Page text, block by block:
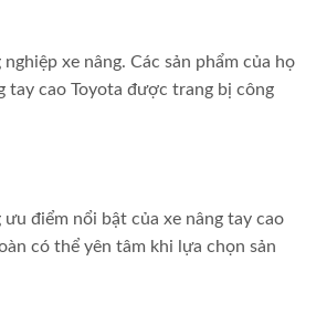
xe nâng. Các sản phẩm của họ
tay cao Toyota được trang bị công
điểm nổi bật của xe nâng tay cao
có thể yên tâm khi lựa chọn sản